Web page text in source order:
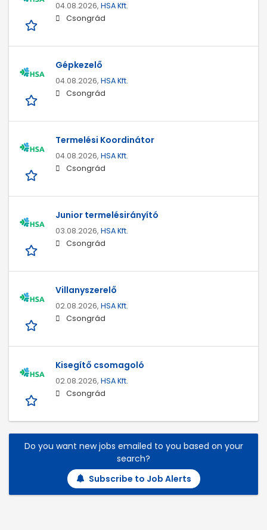
04.08.2026, HSA Kft.
Csongrád
Gépkezelő
04.08.2026, HSA Kft.
Csongrád
Termelési Koordinátor
04.08.2026, HSA Kft.
Csongrád
Junior termelésirányító
03.08.2026, HSA Kft.
Csongrád
Villanyszerelő
02.08.2026, HSA Kft.
Csongrád
Kisegítő csomagoló
02.08.2026, HSA Kft.
Csongrád
Do you want new jobs emailed to you based on your
search?
Subscribe to Job Alerts